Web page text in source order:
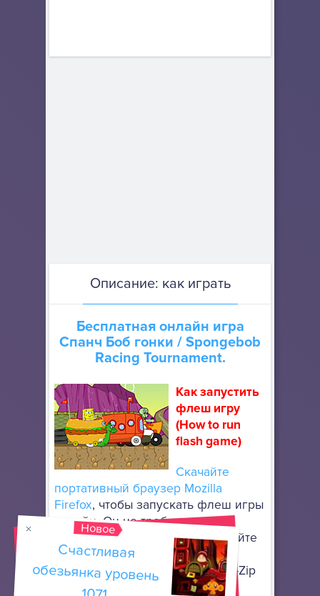
Описание: как играть
Бесплатная онлайн игра
Спанч Боб гонки / Spongebob
Racing Tournament.
Как запустить
флеш игру
(How to run
flash game)
Скачайте
портативный браузер Mozilla
Firefox, чтобы запускать флеш игры
онлайн. Он не требует особой
установки: просто разархивируйте
его в любое место, используя
архиватор, поддерживающий 7-Zip
архивы.
Новое
Счастливая
обезьянка уровень